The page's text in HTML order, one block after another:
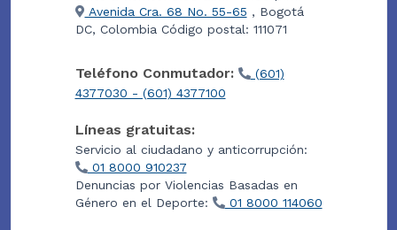
Avenida Cra. 68 No. 55-65 , Bogotá
DC, Colombia Código postal: 111071
Teléfono Conmutador:
(601)
4377030 - (601) 4377100
Líneas gratuitas:
Servicio al ciudadano y anticorrupción:
01 8000 910237
Denuncias por Violencias Basadas en
Género en el Deporte:
01 8000 114060